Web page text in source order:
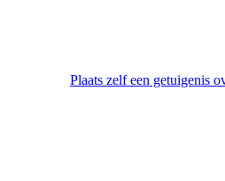
Plaats zelf een getuigenis